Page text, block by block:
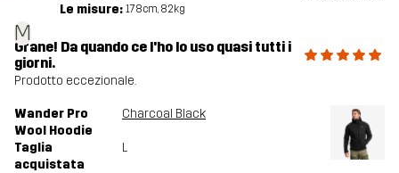
M
Le misure: 178cm, 82kg
Grane! Da quando ce l'ho lo uso quasi tutti i
giorni.
Prodotto eccezionale.
Wander Pro
Wool Hoodie
Charcoal Black
Taglia
acquistata
L